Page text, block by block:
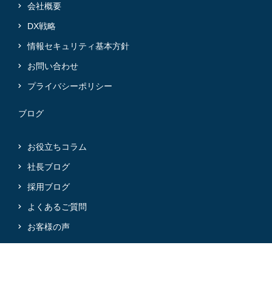
会社概要
DX戦略
情報セキュリティ基本方針
お問い合わせ
プライバシーポリシー
ブログ
お役立ちコラム
社長ブログ
採用ブログ
よくあるご質問
お客様の声